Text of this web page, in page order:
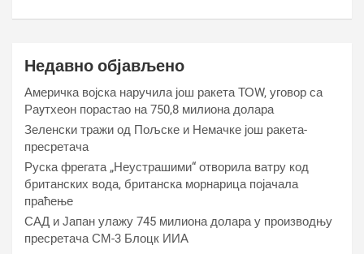
Недавно објављено
Америчка војска наручила још ракета ТОW, уговор са
Раyтхеон порастао на 750,8 милиона долара
Зеленски тражи од Пољске и Немачке још ракета-
пресретача
Руска фрегата „Неустрашими“ отворила ватру код
британских вода, британска морнарица појачала
праћење
САД и Јапан улажу 745 милиона долара у производњу
пресретача СМ-3 Блоцк ИИА